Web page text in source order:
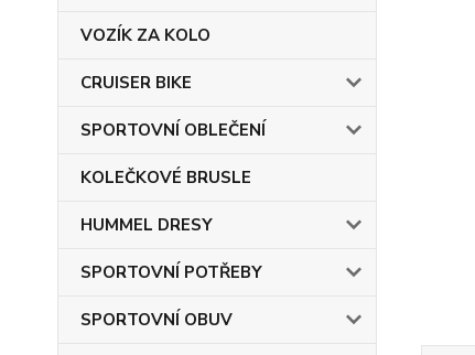
VOZÍK ZA KOLO
CRUISER BIKE
SPORTOVNÍ OBLEČENÍ
KOLEČKOVÉ BRUSLE
HUMMEL DRESY
SPORTOVNÍ POTŘEBY
SPORTOVNÍ OBUV